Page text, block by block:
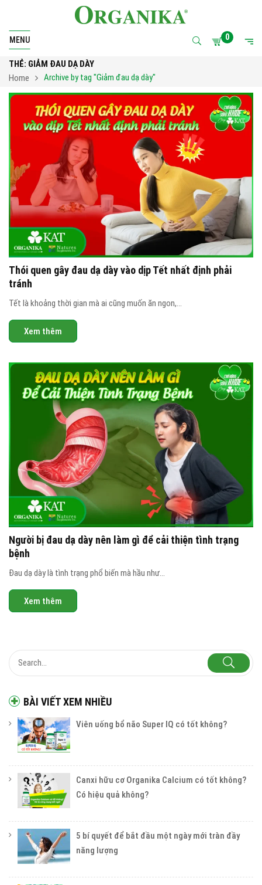
MENU 0
THẺ: GIẢM ĐAU DẠ DÀY
Home
Archive by tag "Giảm đau dạ dày"
BÀI VIẾT XEM NHIỀU
Viên uống bổ não Super IQ có tốt không?
Canxi hữu cơ Organika Calcium có tốt không?
Có hiệu quả không?
5 bí quyết để bắt đầu một ngày mới tràn đầy
năng lượng
Thói quen gây đau dạ dày vào dịp Tết nhất định phải
tránh
Tết là khoảng thời gian mà ai cũng muốn ăn ngon,...
Xem thêm
Người bị đau dạ dày nên làm gì để cải thiện tình trạng
bệnh
Đau dạ dày là tình trạng phổ biến mà hầu như...
Xem thêm